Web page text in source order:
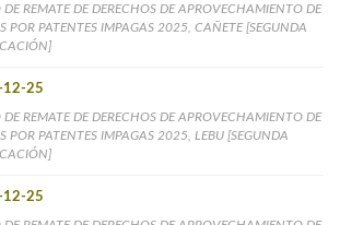
DE REMATE DE DERECHOS DE APROVECHAMIENTO DE
POR PATENTES IMPAGAS 2025, CAÑETE [SEGUNDA
12-25
DE REMATE DE DERECHOS DE APROVECHAMIENTO DE
POR PATENTES IMPAGAS 2025, LEBU [SEGUNDA
12-25